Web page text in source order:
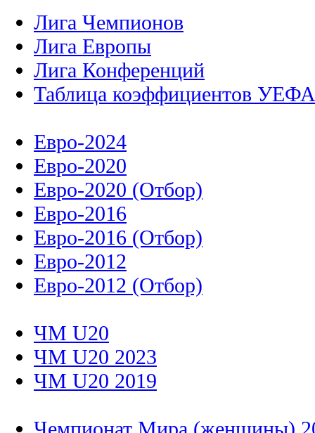
Лига Чемпионов
Лига Европы
Лига Конференций
Таблица коэффициентов УЕФА
Евро-2024
Евро-2020
Евро-2020 (Отбор)
Евро-2016
Евро-2016 (Отбор)
Евро-2012
Евро-2012 (Отбор)
ЧМ U20
ЧМ U20 2023
ЧМ U20 2019
Чемпионат Мира (женщины)